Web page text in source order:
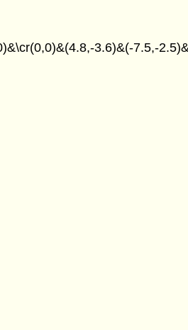
3.6)&(-7.5,-